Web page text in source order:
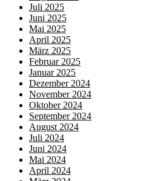
Juli 2025
Juni 2025
Mai 2025
April 2025
März 2025
Februar 2025
Januar 2025
Dezember 2024
November 2024
Oktober 2024
September 2024
August 2024
Juli 2024
Juni 2024
Mai 2024
April 2024